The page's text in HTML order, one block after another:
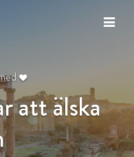
att älska